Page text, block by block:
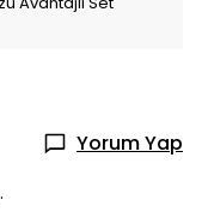
Yorum Yap